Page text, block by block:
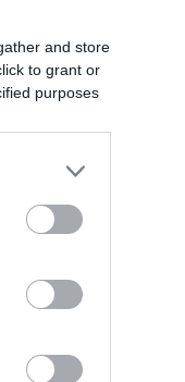
and store
to grant or
purposes
17-én a
Miklósa Erika
pedig
Beéri Benjámin